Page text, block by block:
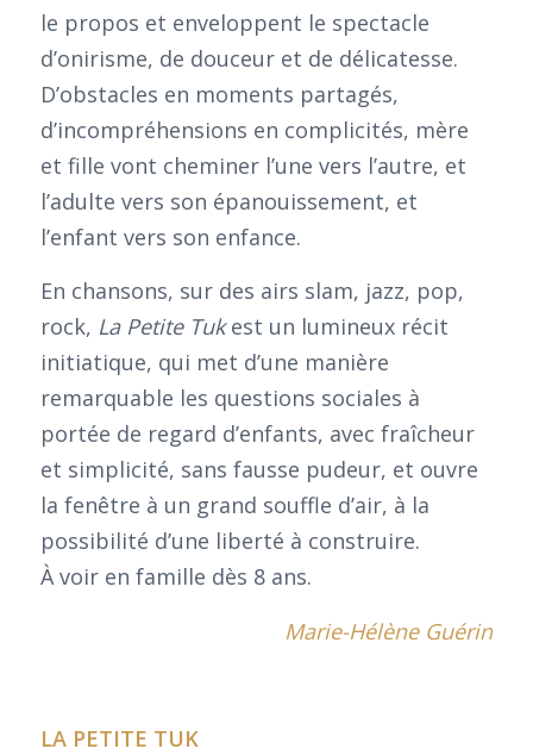
le propos et enveloppent le spectacle
d’onirisme, de douceur et de délicatesse.
D’obstacles en moments partagés,
d’incompréhensions en complicités, mère
et fille vont cheminer l’une vers l’autre, et
l’adulte vers son épanouissement, et
l’enfant vers son enfance.
En chansons, sur des airs slam, jazz, pop,
rock, La Petite Tukest un lumineux récit
initiatique, qui met d’une manière
remarquable les questions sociales à
portée de regard d’enfants, avec fraîcheur
et simplicité, sans fausse pudeur, et ouvre
la fenêtre à un grand souffle d’air, à la
possibilité d’une liberté à construire.
À voir en famille dès 8 ans.
Marie-Hélène Guérin
LA PETITE TUK